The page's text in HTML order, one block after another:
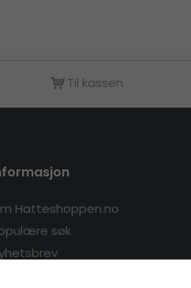
Til kassen
Hatteshoppen.no
søk